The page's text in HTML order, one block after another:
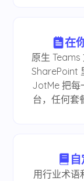
在
原生
SharePoint
JotMe 把每
台，任何套
用行业术语